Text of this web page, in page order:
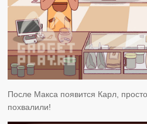
После Макса появится Карл,
похвалили!